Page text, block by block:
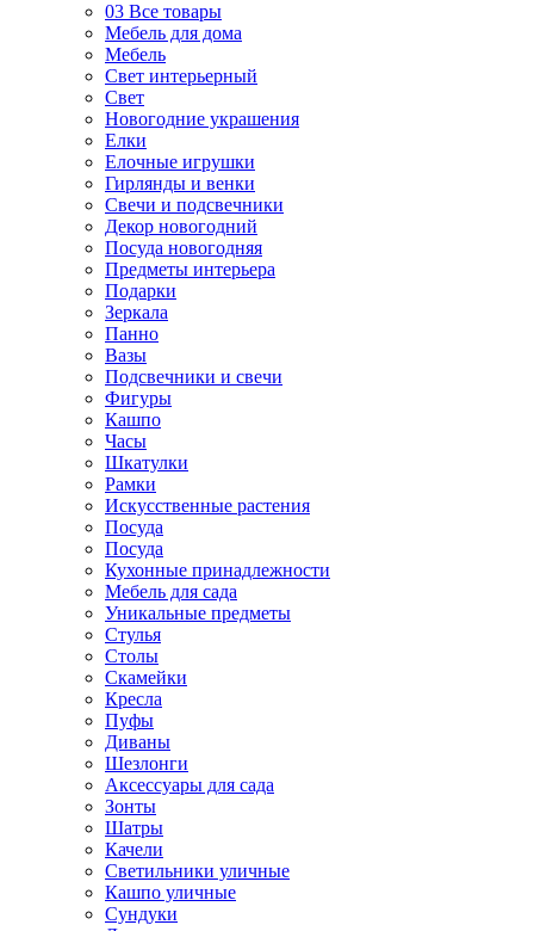
03 Все товары
Мебель для дома
Мебель
Свет интерьерный
Свет
Новогодние украшения
Елки
Елочные игрушки
Гирлянды и венки
Свечи и подсвечники
Декор новогодний
Посуда новогодняя
Предметы интерьера
Подарки
Зеркала
Панно
Вазы
Подсвечники и свечи
Фигуры
Кашпо
Часы
Шкатулки
Рамки
Искусственные растения
Посуда
Посуда
Кухонные принадлежности
Мебель для сада
Уникальные предметы
Стулья
Столы
Скамейки
Кресла
Пуфы
Диваны
Шезлонги
Аксессуары для сада
Зонты
Шатры
Качели
Cветильники уличные
Кашпо уличные
Сундуки